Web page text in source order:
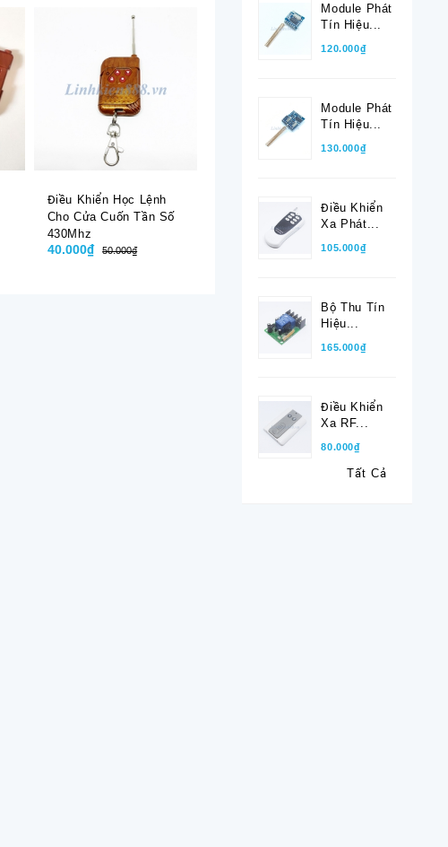
Điều Khiển Học Lệnh
Cho Cửa Cuốn Tần Số
430Mhz
40.000₫ 50.000₫
Điều Khiển Học Lệnh
Cho Cửa Cuốn Tần Số
50.000₫
Module Phát
Tín Hiệu...
120.000₫
Module Phát
Tín Hiệu...
130.000₫
Điều Khiển
Xa Phát...
105.000₫
Bộ Thu Tín
Hiệu...
165.000₫
Điều Khiển
Xa RF...
80.000₫
Tất Cả